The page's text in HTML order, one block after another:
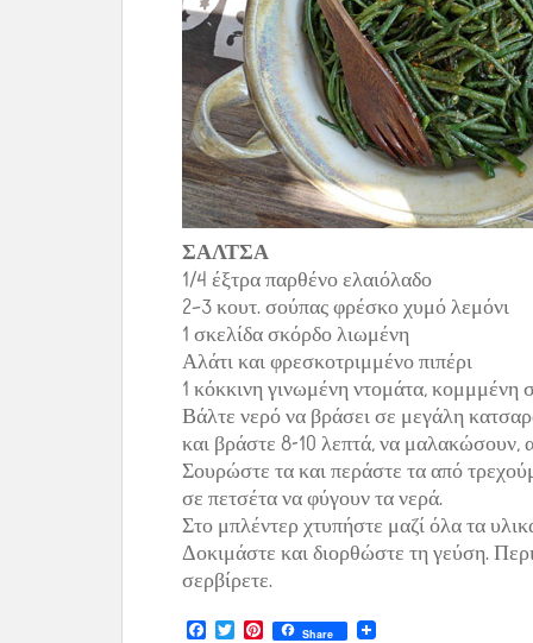
ΣΑΛΤΣΑ
1/4 έξτρα παρθένο ελαιόλαδο
2–3 κουτ. σούπας φρέσκο χυμό λεμόνι
1 σκελίδα σκόρδο λιωμένη
Αλάτι και φρεσκοτριμμένο πιπέρι
1 κόκκινη γινωμένη ντομάτα, κομμμένη
Βάλτε νερό να βράσει σε μεγάλη
και βράστε 8-10 λεπτά, να
Σουρώστε τα και περάστε τα από
σε πετσέτα να φύγουν τα νερά.
Στο μπλέντερ χτυπήστε μαζί όλα τα
Δοκιμάστε και διορθώστε τη γεύση.
σερβίρετε.
T P Share